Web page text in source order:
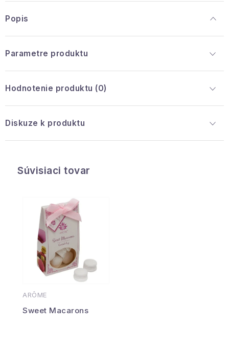
Popis
Parametre produktu
Hodnotenie produktu (0)
Diskuze k produktu
Súvisiaci tovar
ARÔME
Sweet Macarons